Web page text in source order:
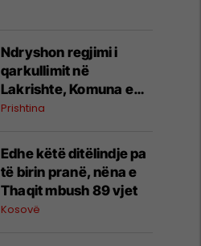
Ndryshon regjimi i
qarkullimit në
Lakrishte, Komuna e
Prishtinës ofron
Prishtina
Edhe këtë ditëlindje pa
të birin pranë, nëna e
Thaqit mbush 89 vjet
Kosovë